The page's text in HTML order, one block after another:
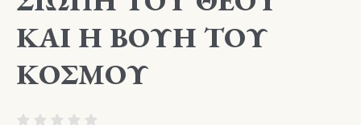
ΚΑΙ Η ΒΟΥΗ ΤΟΥ
ΚΟΣΜΟΥ